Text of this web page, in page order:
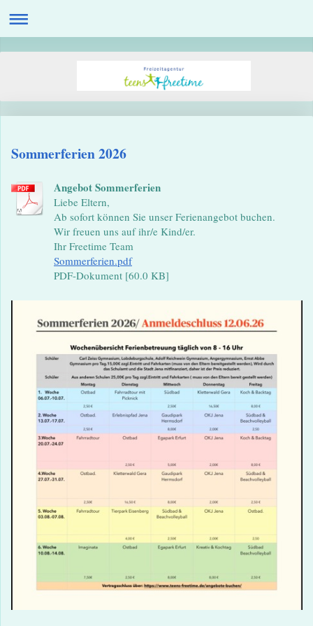
Sommerferien 2026
Angebot Sommerferien
Liebe Eltern,
Ab sofort können Sie unser Ferienangebot buchen.
Wir freuen uns auf ihr/e Kind/er.
Ihr Freetime Team
Sommerferien.pdf
PDF-Dokument [60.0 KB]